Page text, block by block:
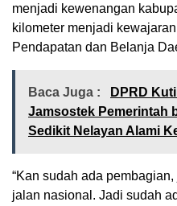
menjadi kewenangan
kilometer menjadi
Pendapatan dan Belanja
Baca Juga :
DPRD
Jamsostek Pemerintah
Sedikit Nelayan Alami
“Kan sudah ada
jalan nasional. Jadi sudah